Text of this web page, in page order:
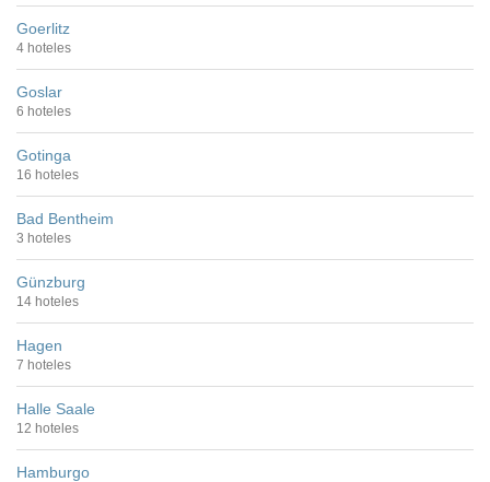
Goerlitz
4 hoteles
Goslar
6 hoteles
Gotinga
16 hoteles
Bad Bentheim
3 hoteles
Günzburg
14 hoteles
Hagen
7 hoteles
Halle Saale
12 hoteles
Hamburgo